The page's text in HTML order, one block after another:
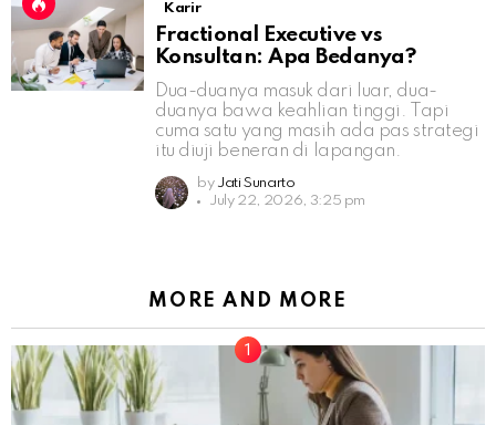
Karir
Fractional Executive vs
Konsultan: Apa Bedanya?
Dua-duanya masuk dari luar, dua-
duanya bawa keahlian tinggi. Tapi
cuma satu yang masih ada pas strategi
itu diuji beneran di lapangan.
by Jati Sunarto
July 22, 2026, 3:25 pm
MORE AND MORE